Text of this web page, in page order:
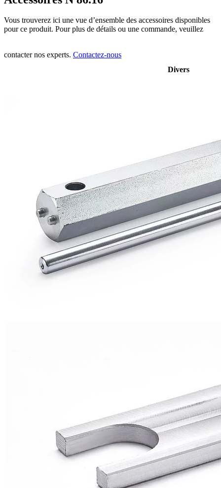
Vous trouverez ici une vue d’ensemble des accessoires disponibles
pour ce produit. Pour plus de détails ou une commande, veuillez
contacter nos experts. Contactez-nous
Divers